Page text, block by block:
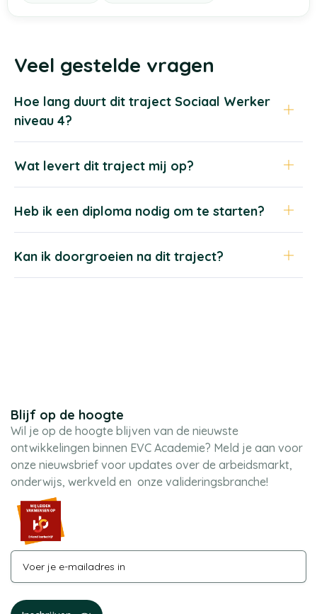
Veel gestelde vragen
Hoe lang duurt dit traject Sociaal Werker
niveau 4?
Wat levert dit traject mij op?
Heb ik een diploma nodig om te starten?
Kan ik doorgroeien na dit traject?
Blijf op de hoogte
Wil je op de hoogte blijven van de nieuwste
ontwikkelingen binnen EVC Academie? Meld je aan voor
onze nieuwsbrief voor updates over de arbeidsmarkt,
onderwijs, werkveld en onze valideringsbranche!